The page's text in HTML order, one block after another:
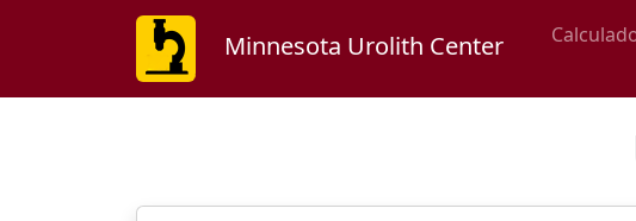
Minnesota Urolith Center